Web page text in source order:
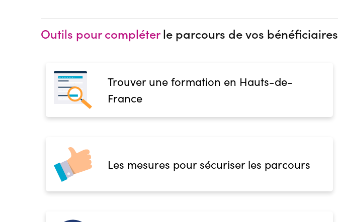
Outils pour compléterle parcours de vos bénéficiaires
Trouver une formation en Hauts-de-
France
Les mesures pour sécuriser les parcours